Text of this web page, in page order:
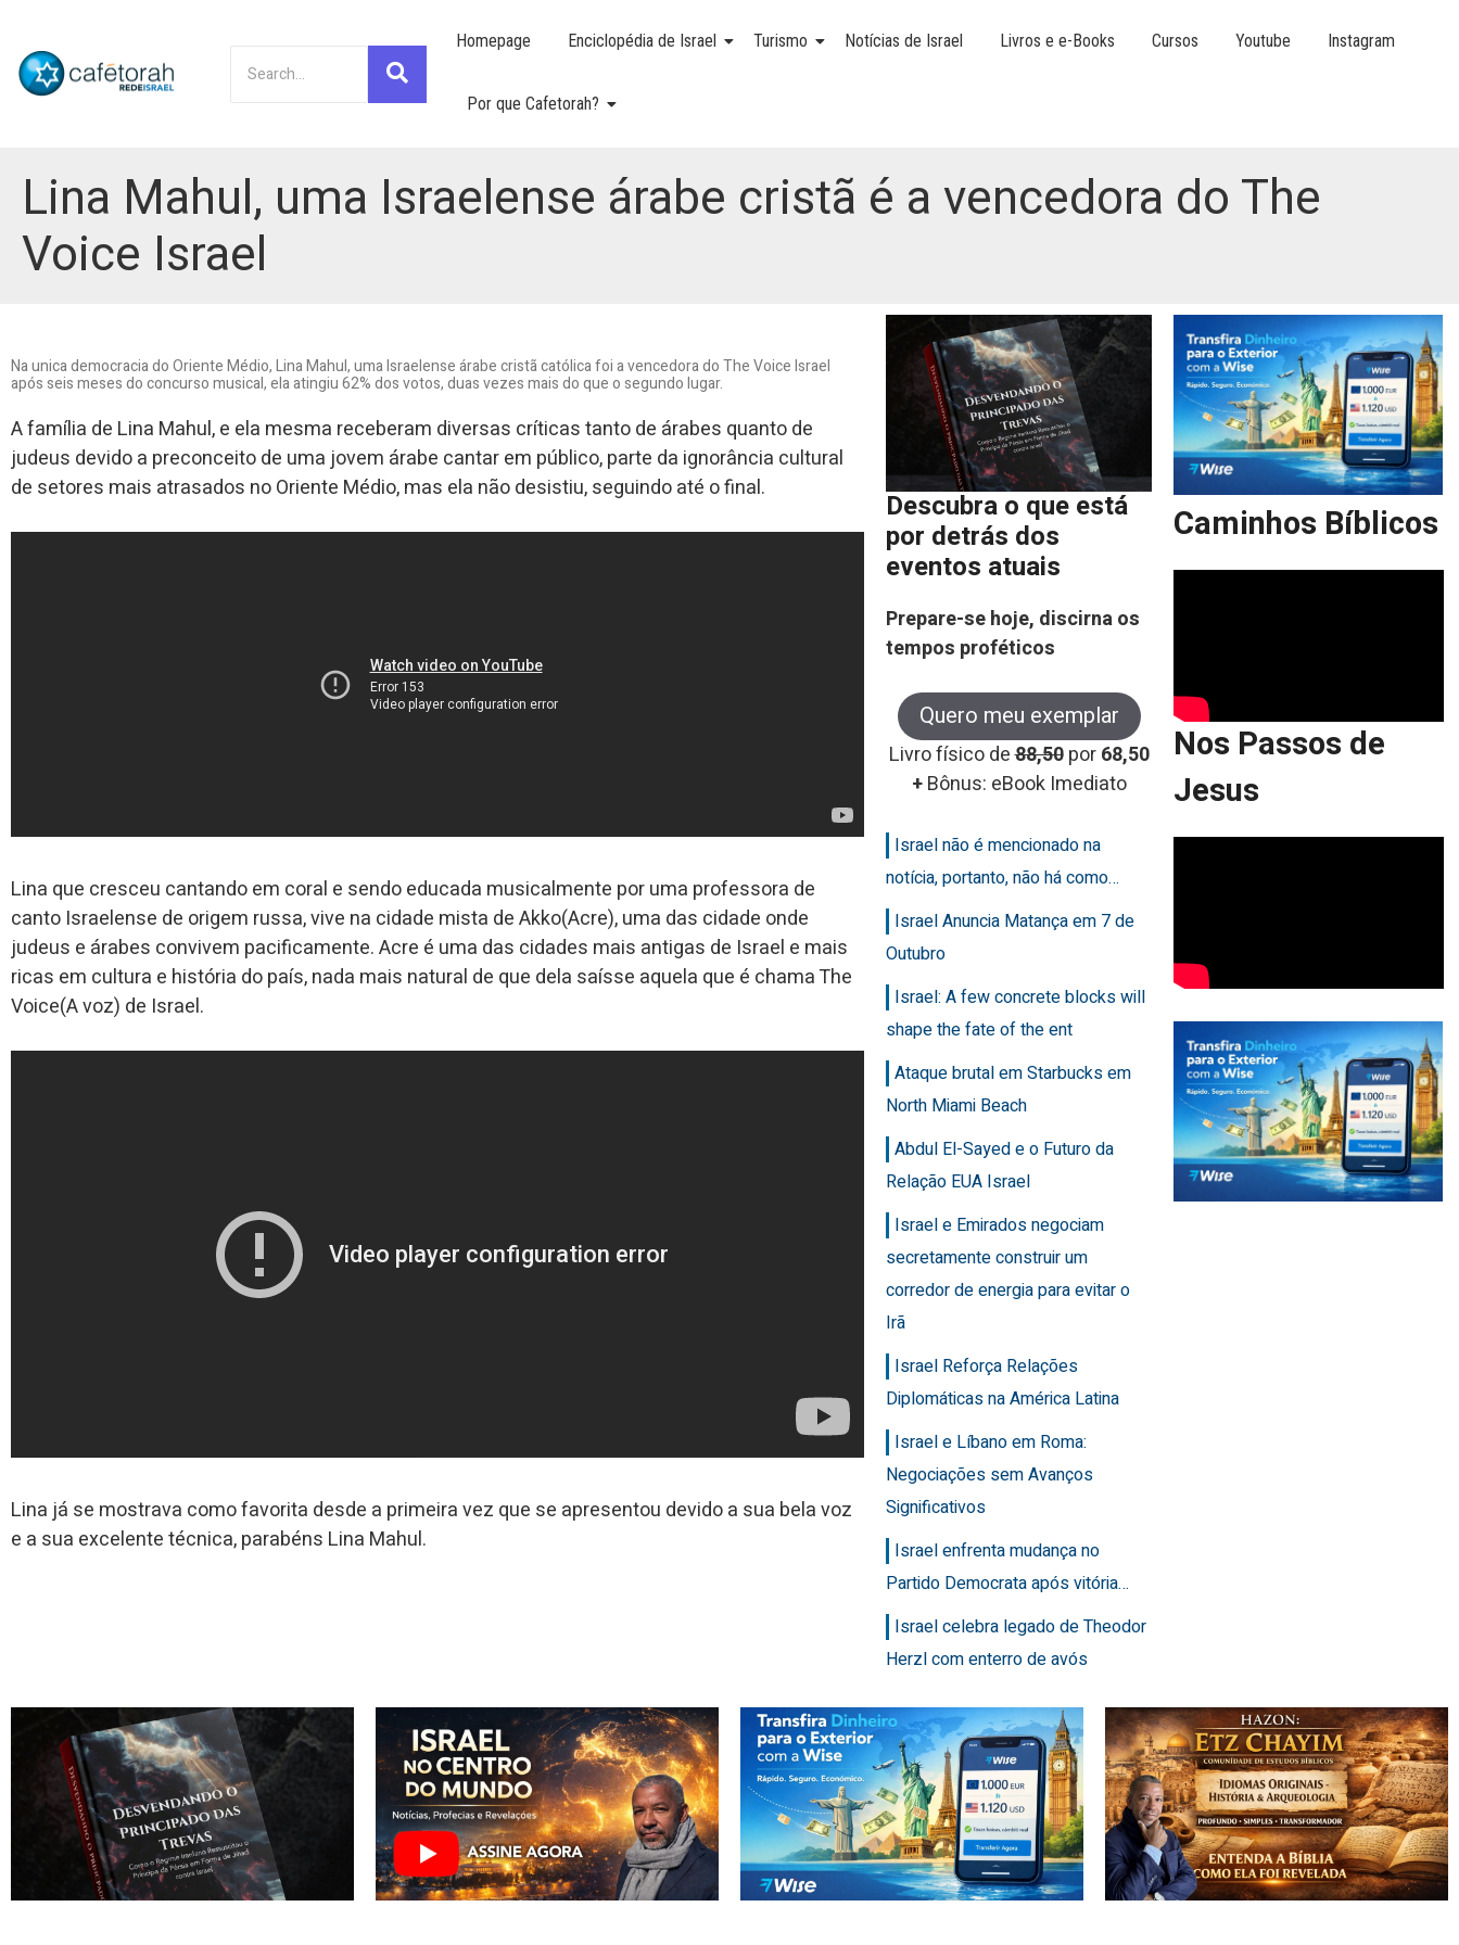
Homepage Enciclopédia de Israel Turismo Notícias de Israel Livros e e-Books Cursos Youtube Instagram
Por que Cafetorah?
Lina Mahul, uma Israelense árabe cristã é a vencedora do The
Voice Israel
Na unica democracia do Oriente Médio, Lina Mahul, uma Israelense árabe cristã católica foi a vencedora do The Voice Israel
após seis meses do concurso musical, ela atingiu 62% dos votos, duas vezes mais do que o segundo lugar.
A família de Lina Mahul, e ela mesma receberam diversas críticas tanto de árabes quanto de
judeus devido a preconceito de uma jovem árabe cantar em público, parte da ignorância cultural
de setores mais atrasados no Oriente Médio, mas ela não desistiu, seguindo até o final.
Lina que cresceu cantando em coral e sendo educada musicalmente por uma professora de
canto Israelense de origem russa, vive na cidade mista de Akko(Acre), uma das cidade onde
judeus e árabes convivem pacificamente. Acre é uma das cidades mais antigas de Israel e mais
ricas em cultura e história do país, nada mais natural de que dela saísse aquela que é chama The
Voice(A voz) de Israel.
Lina já se mostrava como favorita desde a primeira vez que se apresentou devido a sua bela voz
e a sua excelente técnica, parabéns Lina Mahul.
Descubra o que está
por detrás dos
eventos atuais
Prepare-se hoje, discirna os
tempos proféticos
Quero meu exemplar
Livro físico de88,50 por68,50
+Bônus: eBook Imediato
Israel não é mencionado na
notícia, portanto, não há como…
Israel Anuncia Matança em 7 de
Outubro
Israel: A few concrete blocks will
shape the fate of the ent
Ataque brutal em Starbucks em
North Miami Beach
Abdul El-Sayed e o Futuro da
Relação EUA Israel
Israel e Emirados negociam
secretamente construir um
corredor de energia para evitar o
Irã
Israel Reforça Relações
Diplomáticas na América Latina
Israel e Líbano em Roma:
Negociações sem Avanços
Significativos
Israel enfrenta mudança no
Partido Democrata após vitória…
Israel celebra legado de Theodor
Herzl com enterro de avós
Caminhos Bíblicos
Nos Passos de
Jesus